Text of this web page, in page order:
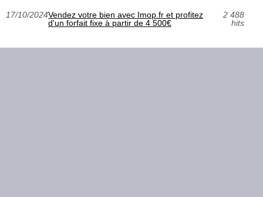
17/10/2024Vendez votre bien avec Imop.fr et profitez
d'un forfait fixe à partir de 4 500€
2 488
hits